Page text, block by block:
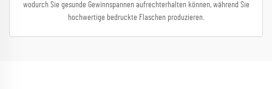
wodurch Sie gesunde Gewinnspannen aufrechterhalten können, während Sie
hochwertige bedruckte Flaschen produzieren.